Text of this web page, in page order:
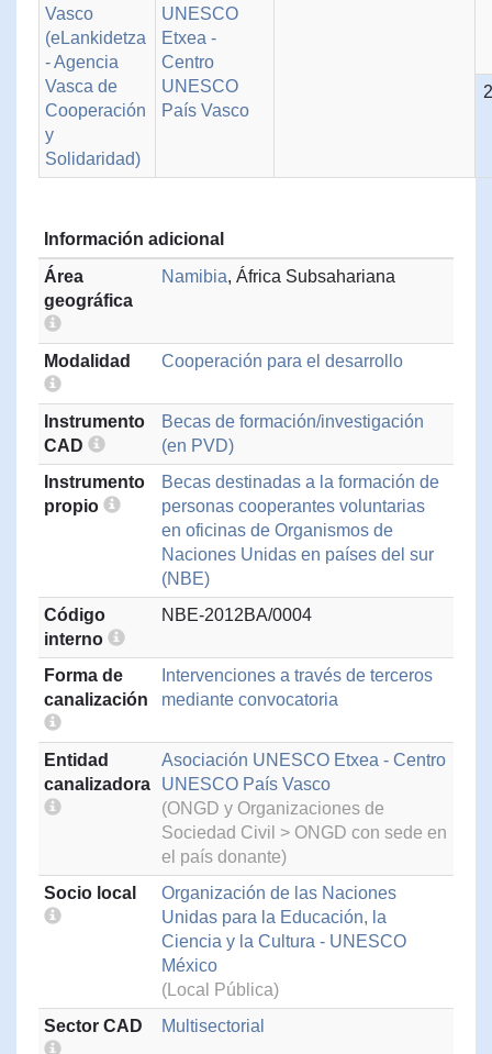
Vasco
(eLankidetza
- Agencia
Vasca de
Cooperación
y
Solidaridad)
UNESCO
Etxea -
Centro
UNESCO
País Vasco
Información adicional
Área
geográfica
Namibia, África Subsahariana
Modalidad Cooperación para el desarrollo
Instrumento
CAD
Becas de formación/investigación
(en PVD)
Instrumento
propio
Becas destinadas a la formación de
personas cooperantes voluntarias
en oficinas de Organismos de
Naciones Unidas en países del sur
(NBE)
Código
interno
NBE-2012BA/0004
Forma de
canalización
Intervenciones a través de terceros
mediante convocatoria
Entidad
canalizadora
Asociación UNESCO Etxea - Centro
UNESCO País Vasco
(ONGD y Organizaciones de
Sociedad Civil > ONGD con sede en
el país donante)
Socio local
Organización de las Naciones
Unidas para la Educación, la
Ciencia y la Cultura - UNESCO
México
(Local Pública)
Sector CAD
Multisectorial